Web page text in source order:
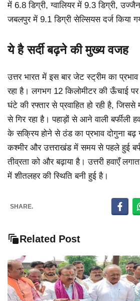
में 6.8 डिग्री, ग्वालियर में 9.3 डिग्री,
जबलपुर में 9.1 डिग्री सेल्सियस दर्ज किया
ये है सर्दी बढ़ने की मुख्य वजह
उत्तर भारत में इस बार जेट स्ट्रीम का
रहा है। लगभग 12 किलोमीटर की ऊँचाई पर
घंटे की रफ्तार से प्रवाहित हो रही है,
से गिर रहा है। पहाड़ों से आने वाली
के सक्रिय होने से ठंड का प्रभाव दोगुना बढ़
कश्मीर और उत्तराखंड में समय से पहले हुई
तीव्रता को और बढ़ाया है। उत्तरी हवाएँ
में शीतलहर की स्थिति बनी हुई है।
SHARE.
Related Post